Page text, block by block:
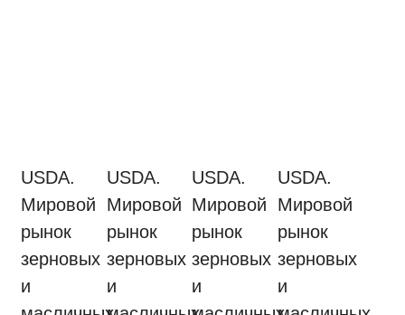
USDA.
Мировой
рынок
зерновых
и
USDA.
Мировой
рынок
зерновых
и
USDA.
Мировой
рынок
зерновых
и
USDA.
Мировой
рынок
зерновых
и